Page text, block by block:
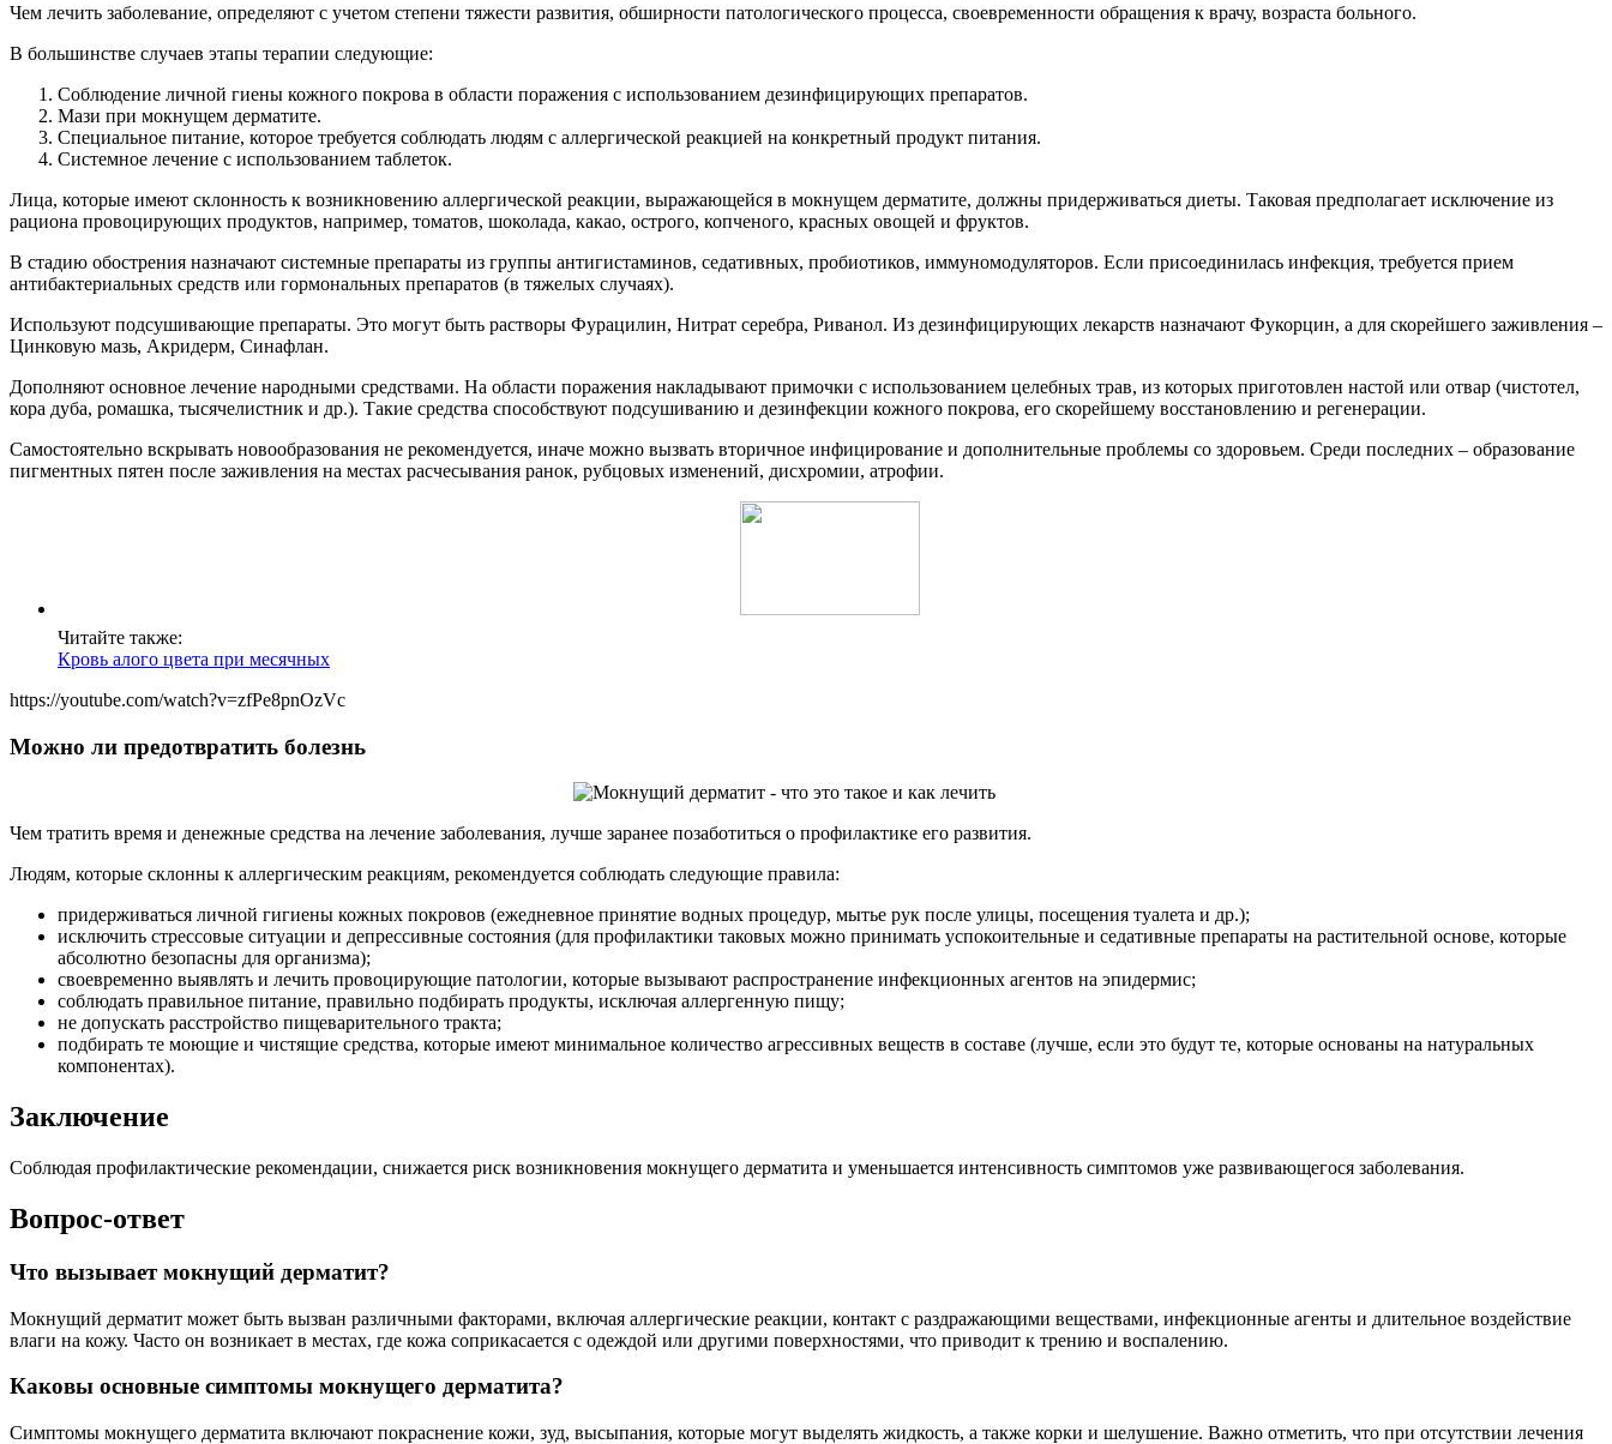
Чем лечить заболевание, определяют с учетом степени тяжести развития, обширности патологического процесса, своевременности обращения к врачу, возраста больного.
В большинстве случаев этапы терапии следующие:
Соблюдение личной гиены кожного покрова в области поражения с использованием дезинфицирующих препаратов.
Мази при мокнущем дерматите.
Специальное питание, которое требуется соблюдать людям с аллергической реакцией на конкретный продукт питания.
Системное лечение с использованием таблеток.
Лица, которые имеют склонность к возникновению аллергической реакции, выражающейся в мокнущем дерматите, должны придерживаться диеты. Таковая предполагает исключение из
рациона провоцирующих продуктов, например, томатов, шоколада, какао, острого, копченого, красных овощей и фруктов.
В стадию обострения назначают системные препараты из группы антигистаминов, седативных, пробиотиков, иммуномодуляторов. Если присоединилась инфекция, требуется прием
антибактериальных средств или гормональных препаратов (в тяжелых случаях).
Используют подсушивающие препараты. Это могут быть растворы Фурацилин, Нитрат серебра, Риванол. Из дезинфицирующих лекарств назначают Фукорцин, а для скорейшего заживления –
Цинковую мазь, Акридерм, Синафлан.
Дополняют основное лечение народными средствами. На области поражения накладывают примочки с использованием целебных трав, из которых приготовлен настой или отвар (чистотел,
кора дуба, ромашка, тысячелистник и др.). Такие средства способствуют подсушиванию и дезинфекции кожного покрова, его скорейшему восстановлению и регенерации.
Самостоятельно вскрывать новообразования не рекомендуется, иначе можно вызвать вторичное инфицирование и дополнительные проблемы со здоровьем. Среди последних – образование
пигментных пятен после заживления на местах расчесывания ранок, рубцовых изменений, дисхромии, атрофии.
Читайте также:
Кровь алого цвета при месячных
https://youtube.com/watch?v=zfPe8pnOzVc
Можно ли предотвратить болезнь
Чем тратить время и денежные средства на лечение заболевания, лучше заранее позаботиться о профилактике его развития.
Людям, которые склонны к аллергическим реакциям, рекомендуется соблюдать следующие правила:
придерживаться личной гигиены кожных покровов (ежедневное принятие водных процедур, мытье рук после улицы, посещения туалета и др.);
исключить стрессовые ситуации и депрессивные состояния (для профилактики таковых можно принимать успокоительные и седативные препараты на растительной основе, которые
абсолютно безопасны для организма);
своевременно выявлять и лечить провоцирующие патологии, которые вызывают распространение инфекционных агентов на эпидермис;
соблюдать правильное питание, правильно подбирать продукты, исключая аллергенную пищу;
не допускать расстройство пищеварительного тракта;
подбирать те моющие и чистящие средства, которые имеют минимальное количество агрессивных веществ в составе (лучше, если это будут те, которые основаны на натуральных
компонентах).
Заключение
Соблюдая профилактические рекомендации, снижается риск возникновения мокнущего дерматита и уменьшается интенсивность симптомов уже развивающегося заболевания.
Вопрос-ответ
Что вызывает мокнущий дерматит?
Мокнущий дерматит может быть вызван различными факторами, включая аллергические реакции, контакт с раздражающими веществами, инфекционные агенты и длительное воздействие
влаги на кожу. Часто он возникает в местах, где кожа соприкасается с одеждой или другими поверхностями, что приводит к трению и воспалению.
Каковы основные симптомы мокнущего дерматита?
Симптомы мокнущего дерматита включают покраснение кожи, зуд, высыпания, которые могут выделять жидкость, а также корки и шелушение. Важно отметить, что при отсутствии лечения